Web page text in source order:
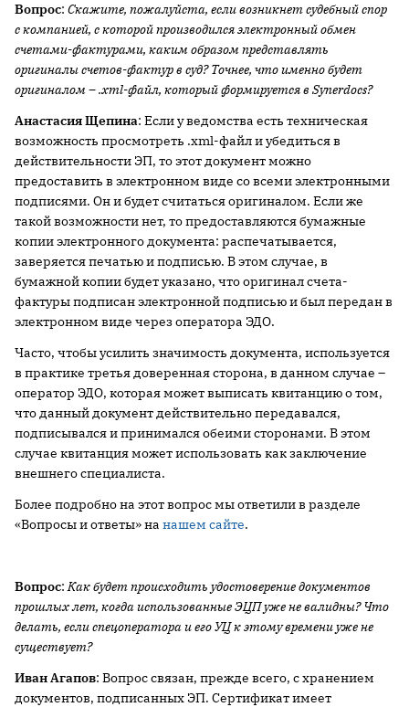
Вопрос: Скажите, пожалуйста, если возникнет судебный спор
с компанией, с которой производился электронный обмен
счетами-фактурами, каким образом представлять
оригиналы счетов-фактур в суд? Точнее, что именно будет
оригиналом – .xml-файл, который формируется в Synerdocs?
Анастасия Щепина: Если у ведомства есть техническая
возможность просмотреть .xml-файл и убедиться в
действительности ЭП, то этот документ можно
предоставить в электронном виде со всеми электронными
подписями. Он и будет считаться оригиналом. Если же
такой возможности нет, то предоставляются бумажные
копии электронного документа: распечатывается,
заверяется печатью и подписью. В этом случае, в
бумажной копии будет указано, что оригинал счета-
фактуры подписан электронной подписью и был передан в
электронном виде через оператора ЭДО.
Часто, чтобы усилить значимость документа, используется
в практике третья доверенная сторона, в данном случае –
оператор ЭДО, которая может выписать квитанцию о том,
что данный документ действительно передавался,
подписывался и принимался обеими сторонами. В этом
случае квитанция может использовать как заключение
внешнего специалиста.
Более подробно на этот вопрос мы ответили в разделе
«Вопросы и ответы» на нашем сайте.
Вопрос:Как будет происходить удостоверение документов
прошлых лет, когда использованные ЭЦП уже не валидны? Что
делать, если спецоператора и его УЦ к этому времени уже не
существует?
Иван Агапов: Вопрос связан, прежде всего, с хранением
документов, подписанных ЭП. Сертификат имеет